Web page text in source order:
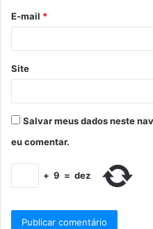
E-mail *
Site
Salvar meus dados neste
eu comentar.
+ 9 = dez